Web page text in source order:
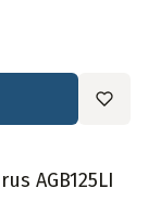
AGB125LI